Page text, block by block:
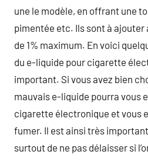
une le modèle, en offrant une
pimentée etc. Ils sont à ajouter
de 1% maximum. En voici
du e-liquide pour cigarette
important. Si vous avez bien
mauvais e-liquide pourra vous
cigarette électronique et vous
fumer. Il est ainsi très
surtout de ne pas délaisser si